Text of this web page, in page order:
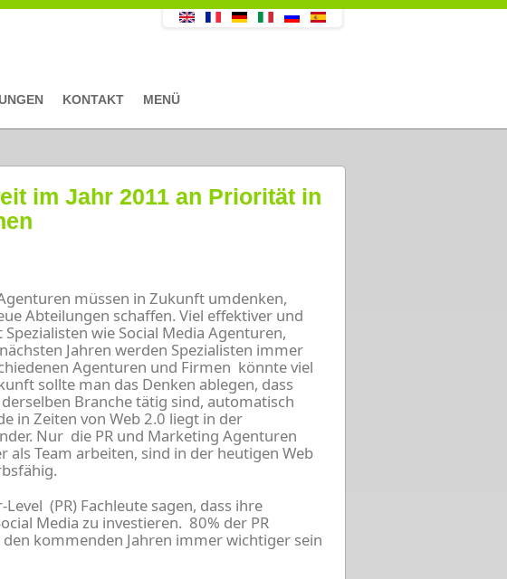
KONTAKT MENÜ
im Jahr 2011 an Priorität in
müssen in Zukunft umdenken,
Abteilungen schaffen. Viel effektiver und
wie Social Media Agenturen,
Jahren werden Spezialisten immer
Agenturen und Firmen könnte viel
sollte man das Denken ablegen, dass
Branche tätig sind, automatisch
in Zeiten von Web 2.0 liegt in der
Nur die PR und Marketing Agenturen
Team arbeiten, sind in der heutigen Web
(PR) Fachleute sagen, dass ihre
Media zu investieren. 80% der PR
den kommenden Jahren immer wichtiger sein